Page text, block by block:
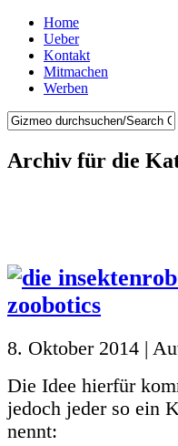
Home
Ueber
Kontakt
Mitmachen
Werben
Archiv für die
8. Oktober 2014 |
Die Idee hierfür
jedoch jeder so ein
nennt: